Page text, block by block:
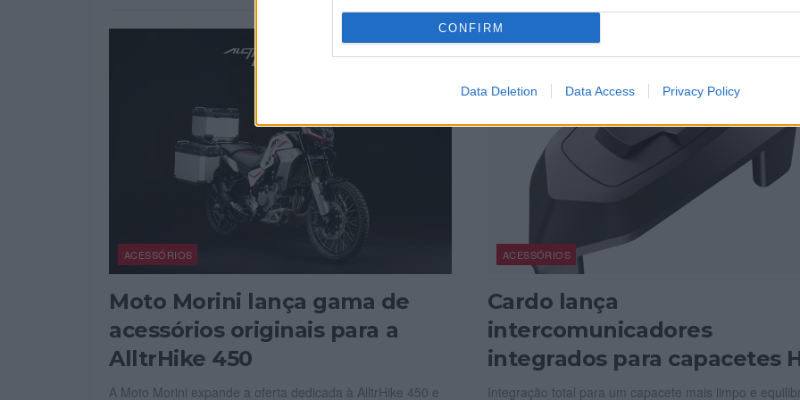
CONFIRM
Data Deletion Data Access Privacy Policy
ACESSÓRIOS
Moto Morini lança gama de
acessórios originais para a
AlltrHike 450
A Moto Morini expande a oferta dedicada à AlltrHike 450 e
ACESSÓRIOS
Cardo lança
intercomunicadores
integrados para capacetes
Integração total para um capacete mais limpo e